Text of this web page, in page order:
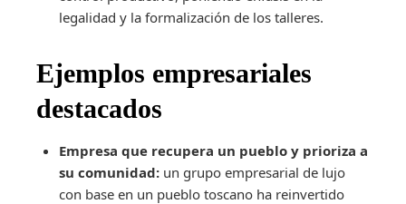
legalidad y la formalización de los talleres.
Ejemplos empresariales
destacados
Empresa que recupera un pueblo y prioriza a
su comunidad: un grupo empresarial de lujo
con base en un pueblo toscano ha reinvertido